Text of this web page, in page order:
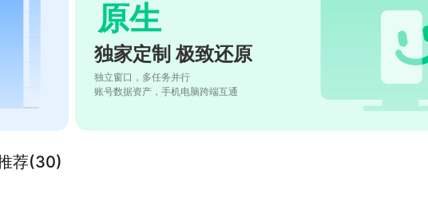
原生
独家定制 极致还原
独立窗口，多任务并行
账号数据资产，手机电脑跨端互通
荐(30)